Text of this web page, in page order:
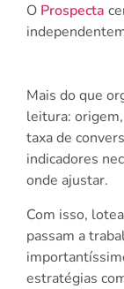
O Prospecta
Mais do que
leitura:
taxa de
indicadores
onde ajustar.
Com isso,
passam a
estratégias